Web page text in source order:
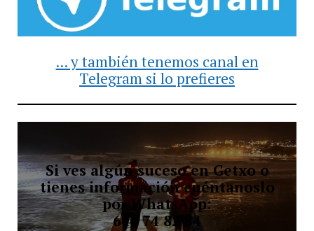
... y también tenemos canal en
Telegram si lo prefieres
Si ves algún suceso en Getxo o
tienes información cuéntanoslo
por WhatsApp:
644 74 82 84